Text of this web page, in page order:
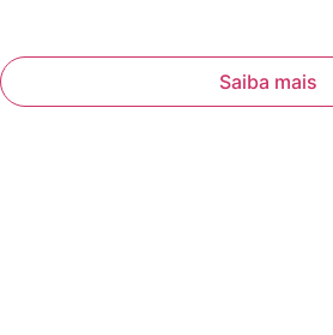
Saiba mais